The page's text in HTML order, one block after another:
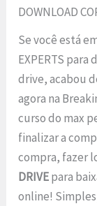
DOWNLOAD
Se você está
EXPERTS
drive, acabou
agora na
curso do max
finalizar a
compra, fazer
DRIVEpara
online!